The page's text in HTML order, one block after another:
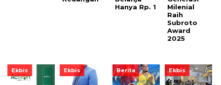
Hanya Rp. 1
Milenial
Raih
Subroto
Award
2025
Ekbis Ekbis Berita Ekbis